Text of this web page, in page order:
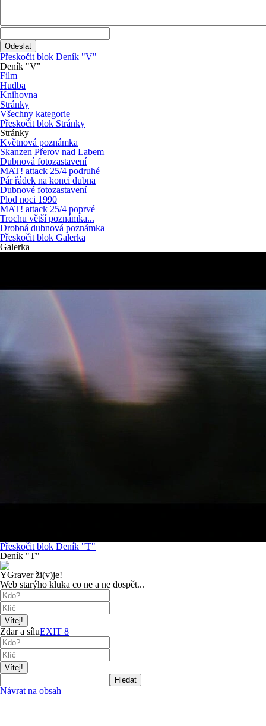
Přeskočit blok Deník "V"
Deník "V"
Film
Hudba
Knihovna
Stránky
Všechny kategorie
Přeskočit blok Stránky
Stránky
Květnová poznámka
Skanzen Přerov nad Labem
Dubnová fotozastavení
MAT! attack 25/4 podruhé
Pár řádek na konci dubna
Dubnové fotozastavení
Plod noci 1990
MAT! attack 25/4 poprvé
Trochu větší poznámka...
Drobná dubnová poznámka
Přeskočit blok Galerka
Galerka
Přeskočit blok Deník "T"
Deník "T"
YGraver ži(v)je!
Web starýho kluka co ne a ne dospět...
Zdar a síluEXIT 8
Hledat
Návrat na obsah